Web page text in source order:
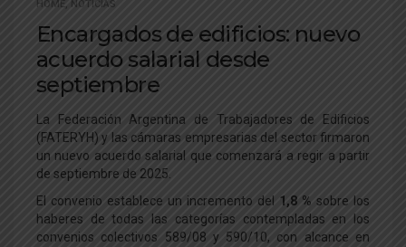
HOME, NOTICIAS
Encargados de edificios: nuevo
acuerdo salarial desde
septiembre
La Federación Argentina de Trabajadores de Edificios
(FATERYH) y las cámaras empresarias del sector firmaron
un nuevo acuerdo salarial que comenzará a regir a partir
de septiembre de 2025.
El convenio establece un incremento del
1,8 % sobre los
haberes de todas las categorías contempladas en los
convenios colectivos 589/08 y 590/10, con alcance en